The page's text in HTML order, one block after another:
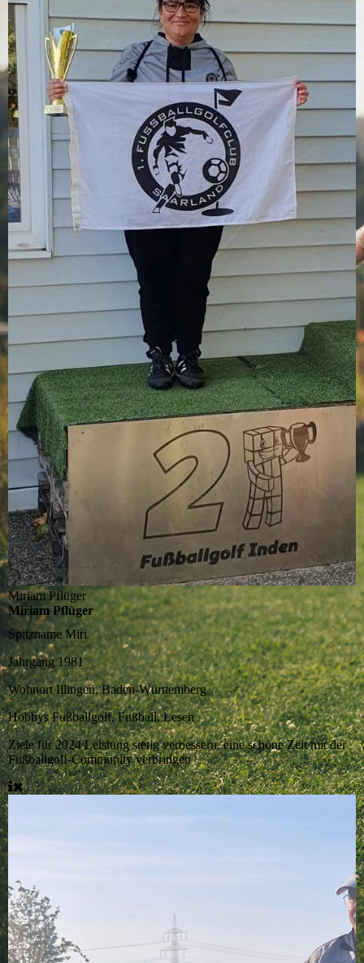
Miriam Pflüger
Miriam Pflüger
SpitznameMiri
Jahrgang1981
WohnortIllingen, Baden-Württemberg
HobbysFußballgolf, Fußball, Lesen
Ziele für 2024Leistung stetig verbessern, eine schöne Zeit mit der
Fußballgolf-Community verbringen